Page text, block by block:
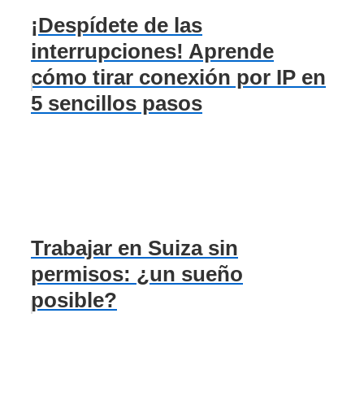
¡Despídete de las
interrupciones! Aprende
cómo tirar conexión por IP en
5 sencillos pasos
Trabajar en Suiza sin
permisos: ¿un sueño
posible?